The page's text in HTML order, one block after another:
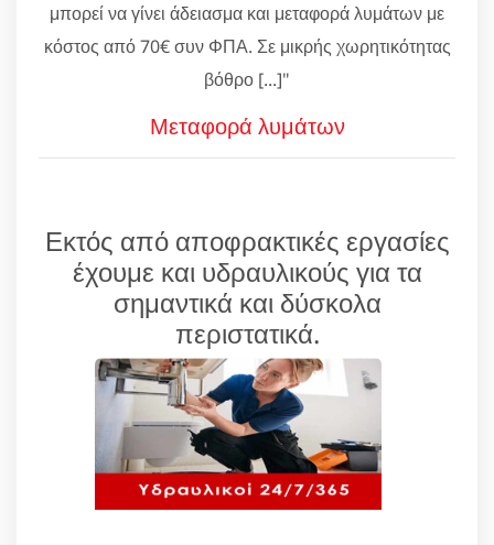
μπορεί να γίνει άδειασμα και μεταφορά λυμάτων με
κόστος από 70€ συν ΦΠΑ. Σε μικρής χωρητικότητας
βόθρο [...]"
Μεταφορά λυμάτων
Εκτός από αποφρακτικές εργασίες
έχουμε και υδραυλικούς για τα
σημαντικά και δύσκολα
περιστατικά.